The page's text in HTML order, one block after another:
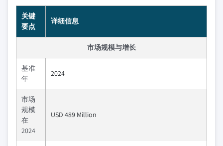
关键
要点
详细信息
市场规模与增长
基准
年
2024
市场
规模
在
2024
USD 489 Million